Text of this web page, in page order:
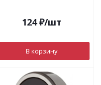
124₽/шт
В корзину